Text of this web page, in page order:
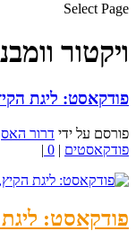
Select Page
ויקטור
פודקאסט: ליגת
פורסם על ידי דרור האס
פודקאסטים |
0
|
פודקאסט: ליגת